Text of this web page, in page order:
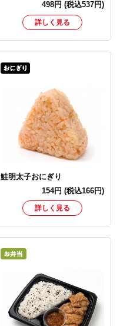
498円(税込537円)
詳しく見る
鮭明太子おにぎり
154円(税込166円)
詳しく見る